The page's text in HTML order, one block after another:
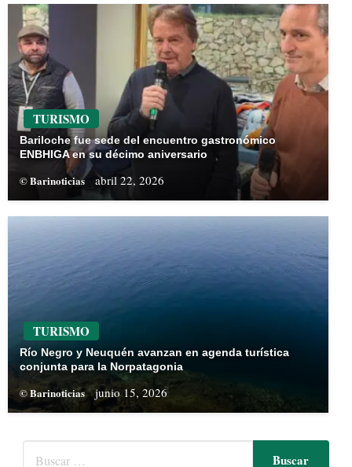
TURISMO
Bariloche fue sede del encuentro gastronómico
ENBHIGA en su décimo aniversario
© Barinoticias abril 22, 2026
TURISMO
Río Negro y Neuquén avanzan en agenda turística
conjunta para la Norpatagonia
© Barinoticias junio 15, 2026